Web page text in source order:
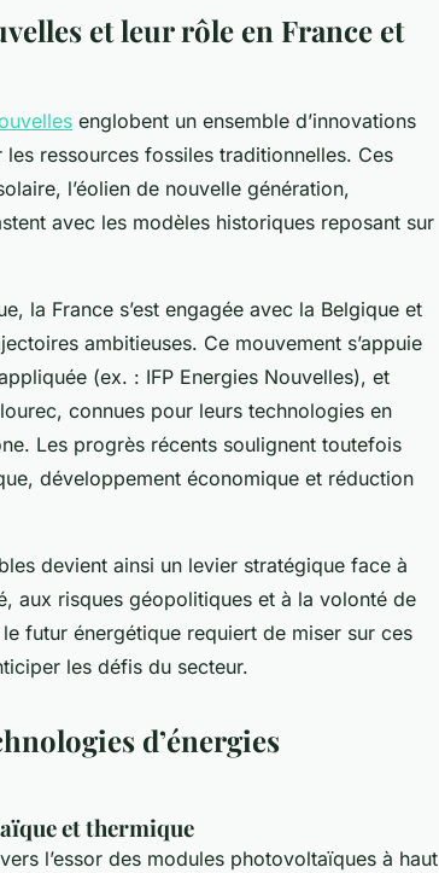
et leur rôle en France et
englobent un ensemble d’innovations
ressources fossiles traditionnelles. Ces
l’éolien de nouvelle génération,
avec les modèles historiques reposant sur
la France s’est engagée avec la Belgique et
ambitieuses. Ce mouvement s’appuie
(ex. : IFP Energies Nouvelles), et
connues pour leurs technologies en
Les progrès récents soulignent toutefois
développement économique et réduction
devient ainsi un levier stratégique face à
aux risques géopolitiques et à la volonté de
futur énergétique requiert de miser sur ces
les défis du secteur.
d’énergies
et thermique
l’essor des modules photovoltaïques à haut